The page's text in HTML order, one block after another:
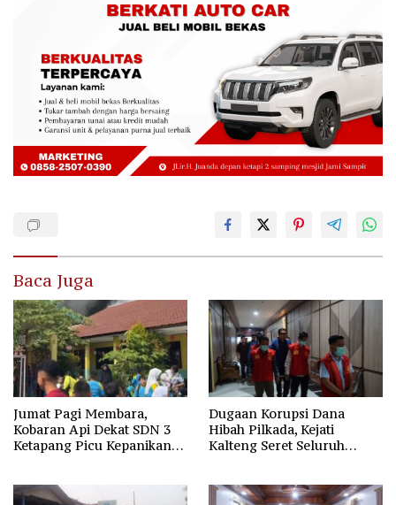
Baca Juga
Jumat Pagi Membara,
Kobaran Api Dekat SDN 3
Ketapang Picu Kepanikan
Dugaan Korupsi Dana
Hibah Pilkada, Kejati
Kalteng Seret Seluruh